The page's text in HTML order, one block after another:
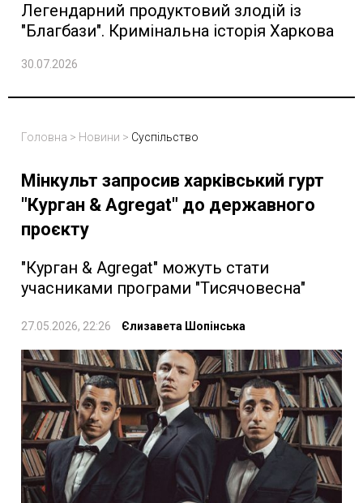
Легендарний продуктовий злодій із
"Благбази". Кримінальна історія Харкова
30.07.2026
Головна > Новини > Суспільство
Мінкульт запросив харківський гурт
"Курган & Agregat" до державного
проєкту
"Курган & Agregat" можуть стати
учасниками програми "Тисячовесна"
27.05.2026, 22:26 Єлизавета Шопінська